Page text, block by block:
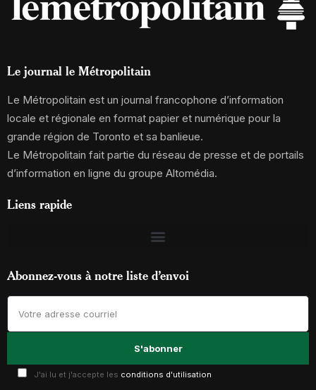
Le journal le Métropolitain
Le Métropolitain est un journal francophone d’information
locale et régionale en format papier et numérique pour la
grande région de Toronto et sa banlieue.
Le Métropolitain fait partie du réseau de presse et de portails
d’information en ligne du groupe Altomédia.
Liens rapide
Abonnez-vous à notre liste d’envoi
J'ai lu et j'accepte les conditions d'utilisation